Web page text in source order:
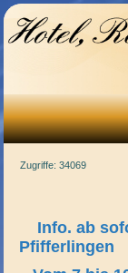
Zugriffe: 34069
Info. ab
Pfifferlingen